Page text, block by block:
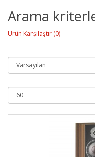
Arama
Ürün Karşılaştır (0)